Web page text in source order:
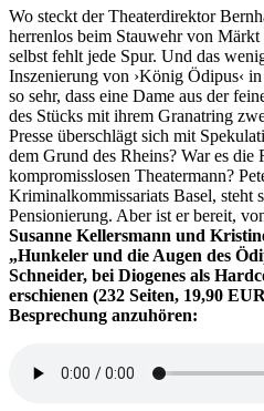
Wo steckt der Theaterdirektor
herrenlos beim Stauwehr von
selbst fehlt jede Spur. Und das
Inszenierung von ›König Ödipus‹
so sehr, dass eine Dame aus der
des Stücks mit ihrem Granatring
Presse überschlägt sich mit
dem Grund des Rheins? War es die
kompromisslosen Theatermann?
Kriminalkommissariats Basel, steht
Pensionierung. Aber ist er bereit,
Susanne Kellersmann und
„Hunkeler und die Augen des
Schneider, bei Diogenes als
erschienen (232 Seiten, 19,90
Besprechung anzuhören: